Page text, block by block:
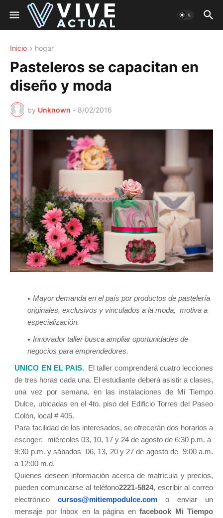
Inicio hogar
Pasteleros se capacitan en
diseño y moda
by Unknown - 8/02/2016
Mayor demanda en el país por productos de pastelería
originales, exclusivos y vinculados a la moda, motiva a
especialización.
Innovador taller busca ampliar oportunidades de
negocios para emprendedores.
UNICO EN EL PAIS. El taller comprenderá cuatro lecciones
de tres horas cada una. El estudiante deberá asistir a clases,
una vez por semana, en las instalaciones de Mi Tiempo
Dulce, ubicadas en el 4to. piso del Edificio Torres del Paseo
Colón, local # 405.
Para facilidad de los interesados, se ofrecerán dos horarios a
escoger: miércoles 03, 10, 17 y 24 de agosto de 6:30 p.m. a
9:30 p.m. y sábados 06, 13, 20 y 27 de agosto de 9:00 a.m.
a 12:00 m.d.
Quienes deseen información acerca de matrícula y precios,
pueden comunicarse al teléfono2221-5824, escribir al correo
electrónico
cursos@mitiempodulce.com
o enviar un
mensaje por Inbox en la página enfacebook Mi Tiempo